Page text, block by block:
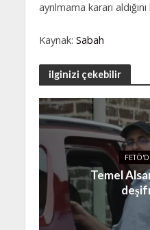
ayrılmama kararı
Kaynak: Sabah
ilginizi çekebilir
Temel